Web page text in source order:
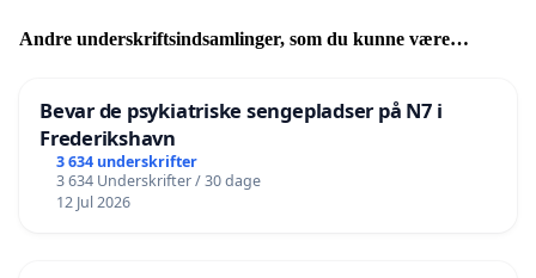
Andre underskriftsindsamlinger, som du kunne være
Bevar de psykiatriske sengepladser på N7 i
Frederikshavn
3 634 underskrifter
3 634 Underskrifter / 30 dage
12 Jul 2026